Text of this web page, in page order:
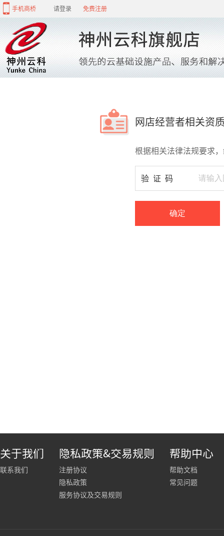
手机商桥 请登录 免费注册
网店经营者相关资
根据相关法律法规要求
验证码
确定
关于我们
联系我们
隐私政策&交易规则
注册协议
隐私政策
服务协议及交易规则
帮助中心
帮助文档
常见问题